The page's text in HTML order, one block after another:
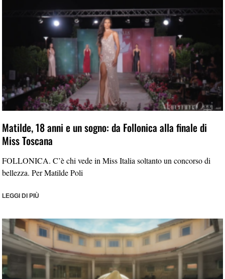
Matilde, 18 anni e un sogno: da Follonica alla finale di
Miss Toscana
FOLLONICA. C’è chi vede in Miss Italia soltanto un concorso di
bellezza. Per Matilde Poli
LEGGI DI PIÙ